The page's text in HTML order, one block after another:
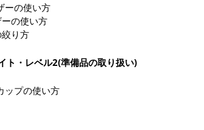
ーの使い方
の使い方
り方
ト・レベル2(準備品の取り扱い)
ップの使い方